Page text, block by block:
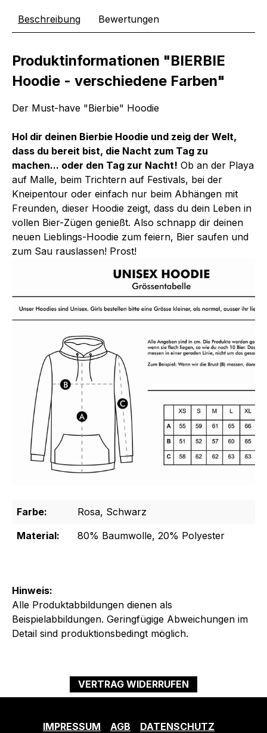
Hinweis:
Alle Produktabbildungen dienen als
Beispielabbildungen. Geringfügige Abweichungen im
Detail sind produktionsbedingt möglich.
Beschreibung Bewertungen
Produktinformationen "BIERBIE
Hoodie - verschiedene Farben"
Der Must-have "Bierbie" Hoodie
Hol dir deinen Bierbie Hoodie und zeig der Welt,
dass du bereit bist, die Nacht zum Tag zu
machen... oder den Tag zur Nacht! Ob an der Playa
auf Malle, beim Trichtern auf Festivals, bei der
Kneipentour oder einfach nur beim Abhängen mit
Freunden, dieser Hoodie zeigt, dass du dein Leben in
vollen Bier-Zügen genießt. Also schnapp dir deinen
neuen Lieblings-Hoodie zum feiern, Bier saufen und
zum Sau rauslassen! Prost!
Farbe:
Rosa, Schwarz
Material:
80% Baumwolle, 20% Polyester
VERTRAG WIDERRUFEN
IMPRESSUM AGB DATENSCHUTZ